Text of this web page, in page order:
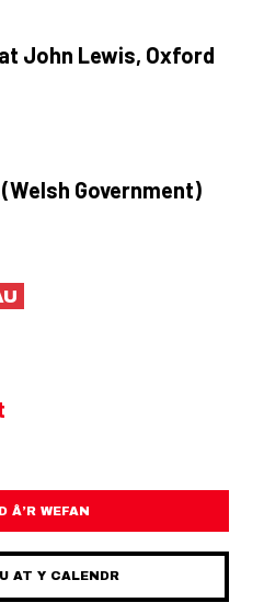
John Lewis, Oxford
Government)
Â’R WEFAN
AT Y CALENDR